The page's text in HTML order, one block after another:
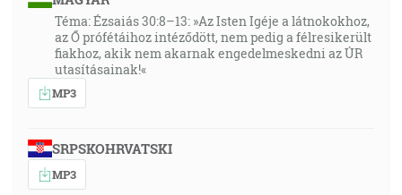
Téma: Ézsaiás 30:8–13: »Az Isten Igéje a látnokokhoz,
az Ő prófétáihoz intéződött, nem pedig a félresikerült
fiakhoz, akik nem akarnak engedelmeskedni az ÚR
utasításainak!«
MP3
SRPSKOHRVATSKI
MP3